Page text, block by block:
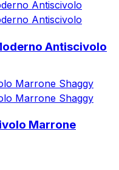
Antiscivolo
Marrone